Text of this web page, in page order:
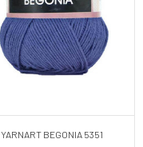
YARNART BEGONIA 5351